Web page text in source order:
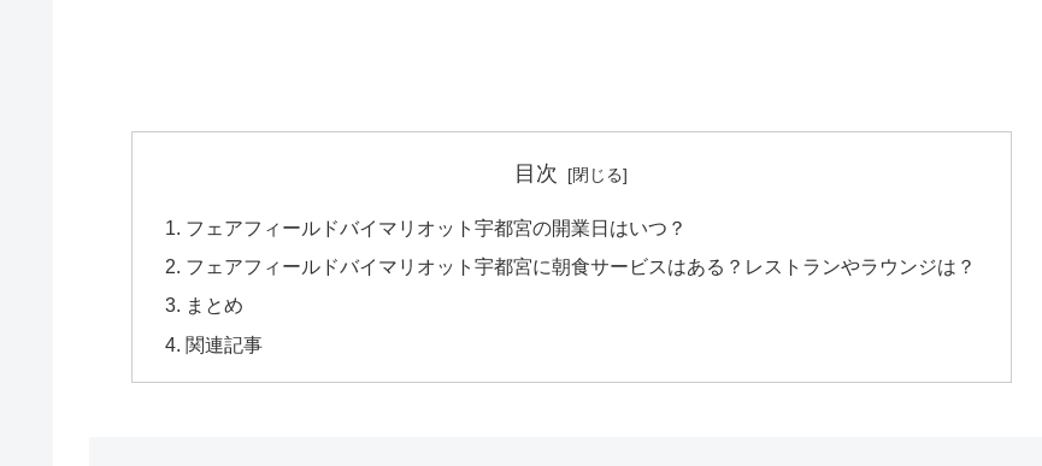
目次
フェアフィールドバイマリオット宇都宮の開業日はいつ？
フェアフィールドバイマリオット宇都宮に朝食サービスはある？レストランやラウンジは？
まとめ
関連記事